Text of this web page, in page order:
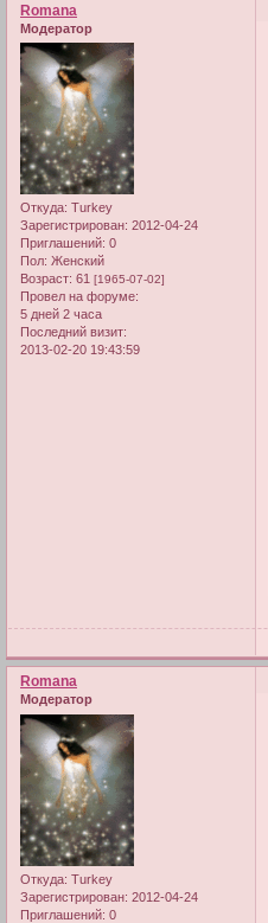
Romana
Модератор
Откуда: Turkey
Зарегистрирован: 2012-04-24
Приглашений: 0
Пол: Женский
Возраст: 61 [1965-07-02]
Провел на форуме:
5 дней 2 часа
Последний визит:
2013-02-20 19:43:59
Romana
Модератор
Откуда: Turkey
Зарегистрирован: 2012-04-24
Приглашений: 0